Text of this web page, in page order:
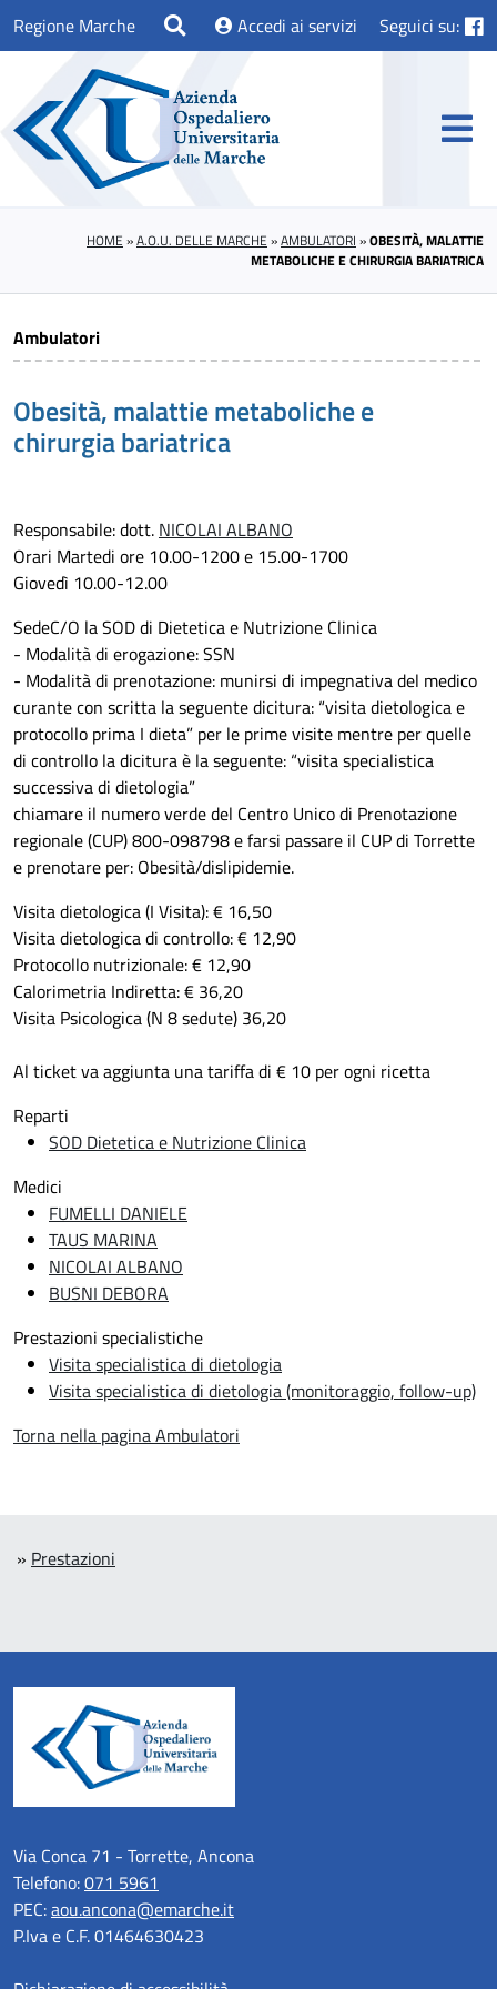
Regione Marche Accedi ai servizi Seguici su:
HOME »A.O.U. DELLE MARCHE »AMBULATORI »OBESITÀ, MALATTIE
METABOLICHE E CHIRURGIA BARIATRICA
Ambulatori
Obesità, malattie metaboliche e
chirurgia bariatrica
Responsabile: dott. NICOLAI ALBANO
Orari Martedi ore 10.00-1200 e 15.00-1700
Giovedì 10.00-12.00
SedeC/O la SOD di Dietetica e Nutrizione Clinica
- Modalità di erogazione: SSN
- Modalità di prenotazione: munirsi di impegnativa del medico
curante con scritta la seguente dicitura: “visita dietologica e
protocollo prima I dieta” per le prime visite mentre per quelle
di controllo la dicitura è la seguente: “visita specialistica
successiva di dietologia”
chiamare il numero verde del Centro Unico di Prenotazione
regionale (CUP) 800-098798 e farsi passare il CUP di Torrette
e prenotare per: Obesità/dislipidemie.
Visita dietologica (I Visita): € 16,50
Visita dietologica di controllo: € 12,90
Protocollo nutrizionale: € 12,90
Calorimetria Indiretta: € 36,20
Visita Psicologica (N 8 sedute) 36,20
Al ticket va aggiunta una tariffa di € 10 per ogni ricetta
Reparti
SOD Dietetica e Nutrizione Clinica
Medici
FUMELLI DANIELE
TAUS MARINA
NICOLAI ALBANO
BUSNI DEBORA
Prestazioni specialistiche
Visita specialistica di dietologia
Visita specialistica di dietologia (monitoraggio, follow-up)
Torna nella pagina Ambulatori
» Prestazioni
Via Conca 71 - Torrette, Ancona
Telefono:071 5961
PEC:aou.ancona@emarche.it
P.Iva e C.F. 01464630423